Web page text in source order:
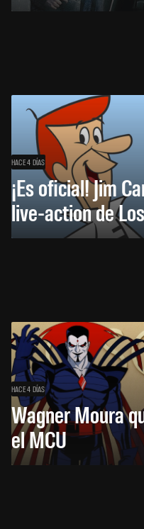
HACE 4 DÍAS
¡Es oficial! Jim
live-action de
HACE 4 DÍAS
Wagner Moura
el MCU